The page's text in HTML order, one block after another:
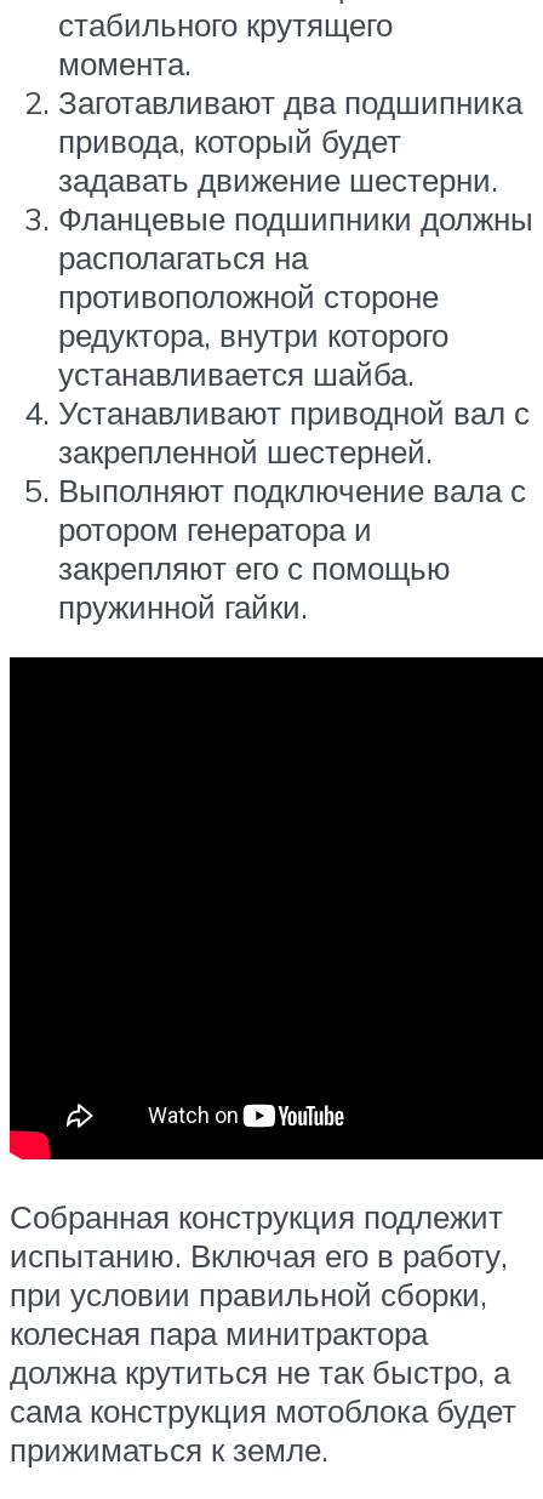
стабильного крутящего
момента.
Заготавливают два подшипника
привода, который будет
задавать движение шестерни.
Фланцевые подшипники должны
располагаться на
противоположной стороне
редуктора, внутри которого
устанавливается шайба.
Устанавливают приводной вал с
закрепленной шестерней.
Выполняют подключение вала с
ротором генератора и
закрепляют его с помощью
пружинной гайки.
Собранная конструкция подлежит
испытанию. Включая его в работу,
при условии правильной сборки,
колесная пара минитрактора
должна крутиться не так быстро, а
сама конструкция мотоблока будет
прижиматься к земле.